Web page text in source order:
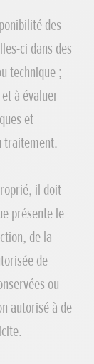
des
ci dans des
technique ;
à évaluer
et
traitement.
il doit
présente le
de la
de
ou
autorisé à de